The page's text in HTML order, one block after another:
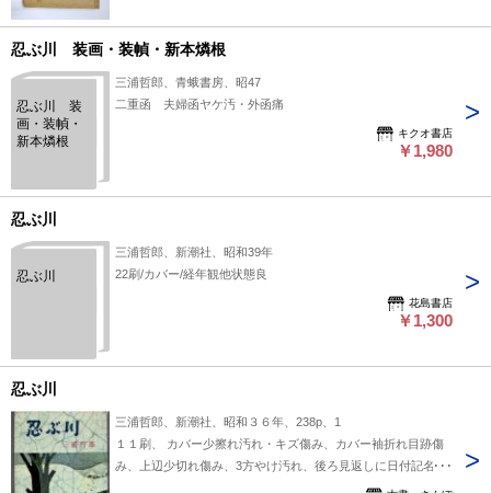
忍ぶ川 装画・装幀・新本燐根
忍ぶ川 装
画・装幀・
新本燐根
三浦哲郎、青蛾書房、昭47
二重函 夫婦函ヤケ汚・外函痛
キクオ書店
￥1,980
忍ぶ川
忍ぶ川
三浦哲郎、新潮社、昭和39年
22刷/カバー/経年観他状態良
花島書店
￥1,300
忍ぶ川
三浦哲郎、新潮社、昭和３６年、238p、1
１１刷、 カバー少擦れ汚れ・キズ傷み、カバー袖折れ目跡傷
み、上辺少切れ傷み、3方やけ汚れ、後ろ見返しに日付記名